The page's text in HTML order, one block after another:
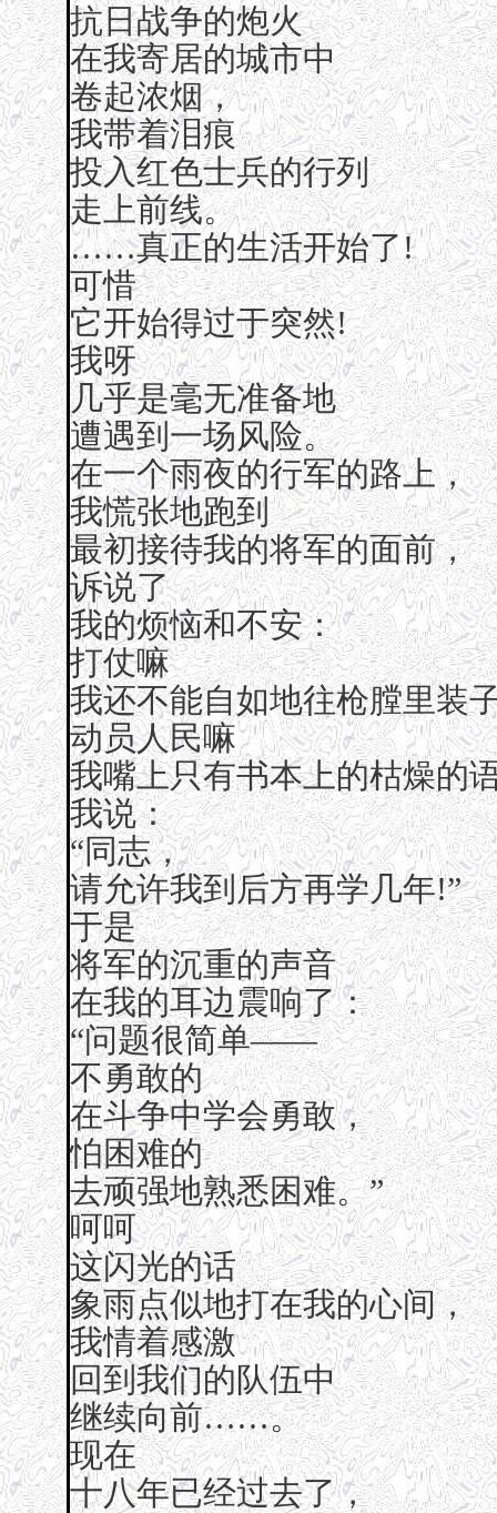
抗日战争的炮火
在我寄居的城市中
卷起浓烟，
我带着泪痕
投入红色士兵的行列
走上前线。
……真正的生活开始了!
可惜
它开始得过于突然!
我呀
几乎是毫无准备地
遭遇到一场风险。
在一个雨夜的行军的路上，
我慌张地跑到
最初接待我的将军的面前，
诉说了
我的烦恼和不安：
打仗嘛
我还不能自如地往枪膛里装
动员人民嘛
我嘴上只有书本上的枯燥的
我说：
“同志，
请允许我到后方再学几年!”
于是
将军的沉重的声音
在我的耳边震响了：
“问题很简单——
不勇敢的
在斗争中学会勇敢，
怕困难的
去顽强地熟悉困难。”
呵呵
这闪光的话
象雨点似地打在我的心间，
我情着感激
回到我们的队伍中
继续向前……。
现在
十八年已经过去了，